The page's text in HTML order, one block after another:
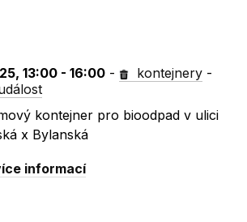
13:00 - 16:00 - kontejnery -
kontejner pro bioodpad v ulici
x Bylanská
informací